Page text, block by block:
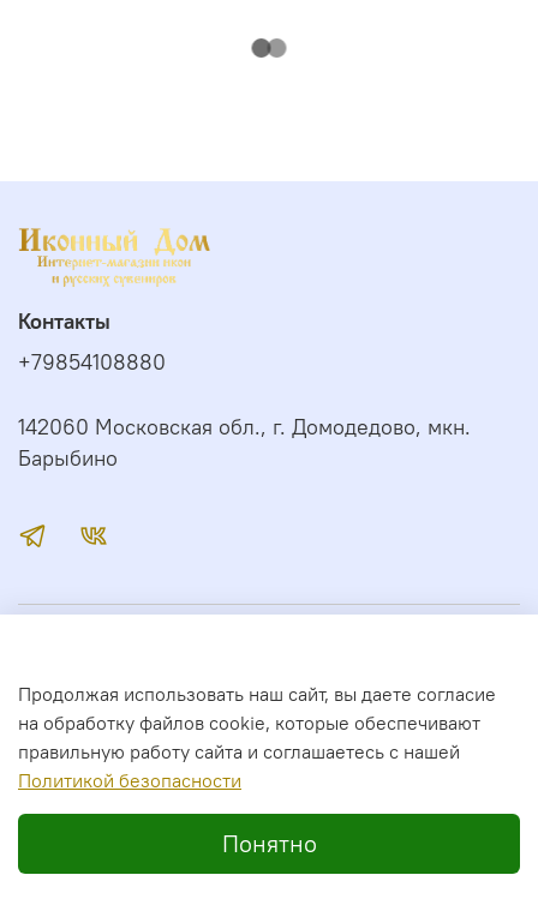
Сервис
Контакты
+79854108880
142060 Московская обл., г. Домодедово, мкн.
Барыбино
2026 год. Все права защищены.
Продолжая использовать наш сайт, вы даете согласие
на обработку файлов cookie, которые обеспечивают
правильную работу сайта и соглашаетесь с нашей
Политикой безопасности
Понятно